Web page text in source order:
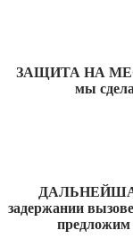
ЗАЩИТА НА
мы
задержании
предложим